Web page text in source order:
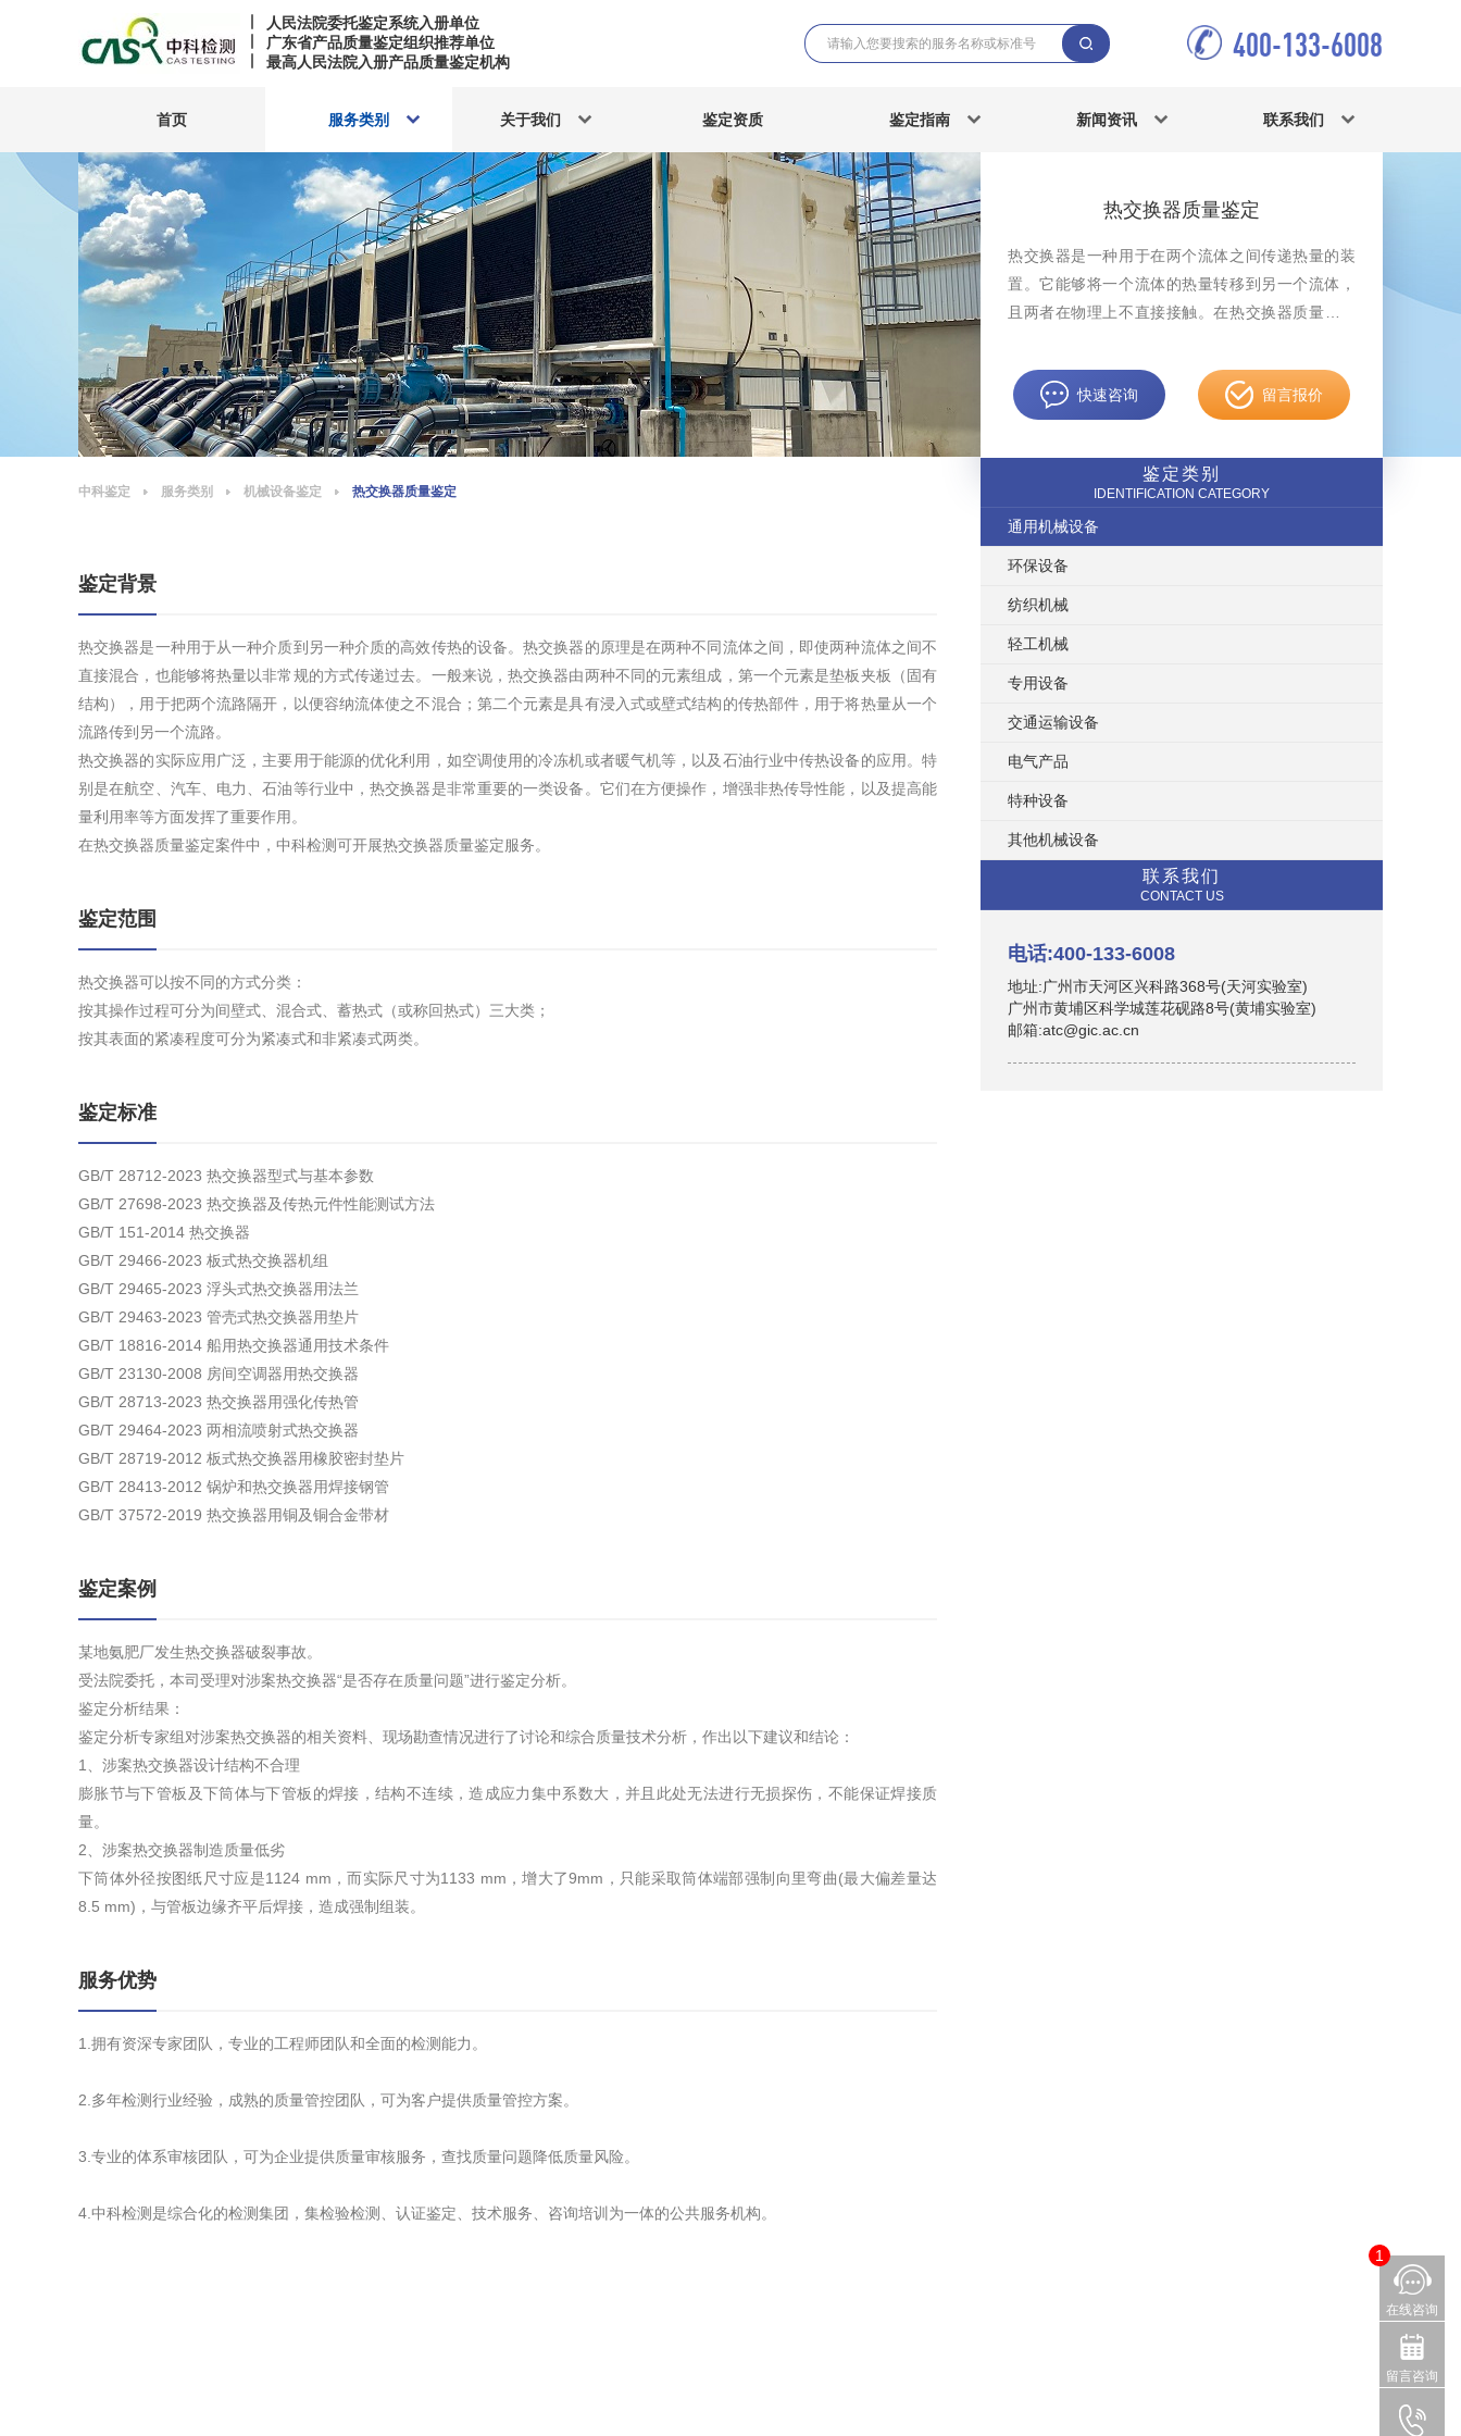
人民法院委托鉴定系统入册单位
广东省产品质量鉴定组织推荐单位
最高人民法院入册产品质量鉴定机构
400-133-6008
首页 服务类别 关于我们 鉴定资质 鉴定指南 新闻资讯 联系我们
热交换器质量鉴定
热交换器是一种用于在两个流体之间传递热量的装
置。它能够将一个流体的热量转移到另一个流体，
且两者在物理上不直接接触。在热交换器质量鉴定
快速咨询 留言报价
鉴定类别
IDENTIFICATION CATEGORY
通用机械设备
环保设备
纺织机械
轻工机械
专用设备
交通运输设备
电气产品
特种设备
其他机械设备
联系我们
CONTACT US
电话:400-133-6008
地址:广州市天河区兴科路368号(天河实验室)
广州市黄埔区科学城莲花砚路8号(黄埔实验室)
邮箱:atc@gic.ac.cn
中科鉴定 服务类别 机械设备鉴定 热交换器质量鉴定
鉴定背景
热交换器是一种用于从一种介质到另一种介质的高效传热的设备。热交换器的原理是在两种不同流体之间，即使两种流体之间不
直接混合，也能够将热量以非常规的方式传递过去。一般来说，热交换器由两种不同的元素组成，第一个元素是垫板夹板（固有
结构），用于把两个流路隔开，以便容纳流体使之不混合；第二个元素是具有浸入式或壁式结构的传热部件，用于将热量从一个
流路传到另一个流路。
热交换器的实际应用广泛，主要用于能源的优化利用，如空调使用的冷冻机或者暖气机等，以及石油行业中传热设备的应用。特
别是在航空、汽车、电力、石油等行业中，热交换器是非常重要的一类设备。它们在方便操作，增强非热传导性能，以及提高能
量利用率等方面发挥了重要作用。
在热交换器质量鉴定案件中，中科检测可开展热交换器质量鉴定服务。
鉴定范围
热交换器可以按不同的方式分类：
按其操作过程可分为间壁式、混合式、蓄热式（或称回热式）三大类；
按其表面的紧凑程度可分为紧凑式和非紧凑式两类。
鉴定标准
GB/T 28712-2023 热交换器型式与基本参数
GB/T 27698-2023 热交换器及传热元件性能测试方法
GB/T 151-2014 热交换器
GB/T 29466-2023 板式热交换器机组
GB/T 29465-2023 浮头式热交换器用法兰
GB/T 29463-2023 管壳式热交换器用垫片
GB/T 18816-2014 船用热交换器通用技术条件
GB/T 23130-2008 房间空调器用热交换器
GB/T 28713-2023 热交换器用强化传热管
GB/T 29464-2023 两相流喷射式热交换器
GB/T 28719-2012 板式热交换器用橡胶密封垫片
GB/T 28413-2012 锅炉和热交换器用焊接钢管
GB/T 37572-2019 热交换器用铜及铜合金带材
鉴定案例
某地氨肥厂发生热交换器破裂事故。
受法院委托，本司受理对涉案热交换器“是否存在质量问题”进行鉴定分析。
鉴定分析结果：
鉴定分析专家组对涉案热交换器的相关资料、现场勘查情况进行了讨论和综合质量技术分析，作出以下建议和结论：
1、涉案热交换器设计结构不合理
膨胀节与下管板及下筒体与下管板的焊接，结构不连续，造成应力集中系数大，并且此处无法进行无损探伤，不能保证焊接质
量。
2、涉案热交换器制造质量低劣
下筒体外径按图纸尺寸应是1124 mm，而实际尺寸为1133 mm，增大了9mm，只能采取筒体端部强制向里弯曲(最大偏差量达
8.5 mm)，与管板边缘齐平后焊接，造成强制组装。
服务优势
1.拥有资深专家团队，专业的工程师团队和全面的检测能力。
2.多年检测行业经验，成熟的质量管控团队，可为客户提供质量管控方案。
3.专业的体系审核团队，可为企业提供质量审核服务，查找质量问题降低质量风险。
4.中科检测是综合化的检测集团，集检验检测、认证鉴定、技术服务、咨询培训为一体的公共服务机构。
在线咨询
1
留言咨询